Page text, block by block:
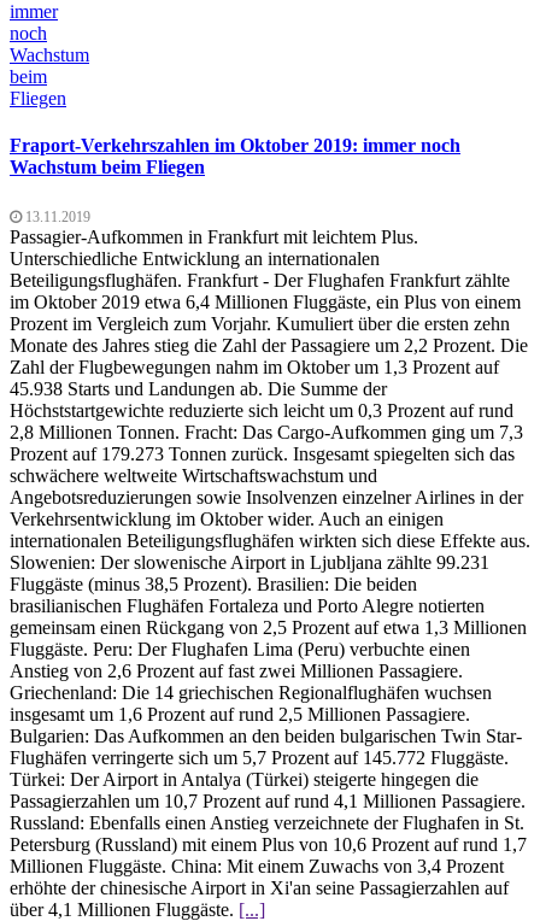
Fraport-Verkehrszahlen im Oktober 2019: immer noch
Wachstum beim Fliegen
13.11.2019
Passagier-Aufkommen in Frankfurt mit leichtem Plus.
Unterschiedliche Entwicklung an internationalen
Beteiligungsflughäfen. Frankfurt - Der Flughafen Frankfurt zählte
im Oktober 2019 etwa 6,4 Millionen Fluggäste, ein Plus von einem
Prozent im Vergleich zum Vorjahr. Kumuliert über die ersten zehn
Monate des Jahres stieg die Zahl der Passagiere um 2,2 Prozent. Die
Zahl der Flugbewegungen nahm im Oktober um 1,3 Prozent auf
45.938 Starts und Landungen ab. Die Summe der
Höchststartgewichte reduzierte sich leicht um 0,3 Prozent auf rund
2,8 Millionen Tonnen. Fracht: Das Cargo-Aufkommen ging um 7,3
Prozent auf 179.273 Tonnen zurück. Insgesamt spiegelten sich das
schwächere weltweite Wirtschaftswachstum und
Angebotsreduzierungen sowie Insolvenzen einzelner Airlines in der
Verkehrsentwicklung im Oktober wider. Auch an einigen
internationalen Beteiligungsflughäfen wirkten sich diese Effekte aus.
Slowenien: Der slowenische Airport in Ljubljana zählte 99.231
Fluggäste (minus 38,5 Prozent). Brasilien: Die beiden
brasilianischen Flughäfen Fortaleza und Porto Alegre notierten
gemeinsam einen Rückgang von 2,5 Prozent auf etwa 1,3 Millionen
Fluggäste. Peru: Der Flughafen Lima (Peru) verbuchte einen
Anstieg von 2,6 Prozent auf fast zwei Millionen Passagiere.
Griechenland: Die 14 griechischen Regionalflughäfen wuchsen
insgesamt um 1,6 Prozent auf rund 2,5 Millionen Passagiere.
Bulgarien: Das Aufkommen an den beiden bulgarischen Twin Star-
Flughäfen verringerte sich um 5,7 Prozent auf 145.772 Fluggäste.
Türkei: Der Airport in Antalya (Türkei) steigerte hingegen die
Passagierzahlen um 10,7 Prozent auf rund 4,1 Millionen Passagiere.
Russland: Ebenfalls einen Anstieg verzeichnete der Flughafen in St.
Petersburg (Russland) mit einem Plus von 10,6 Prozent auf rund 1,7
Millionen Fluggäste. China: Mit einem Zuwachs von 3,4 Prozent
erhöhte der chinesische Airport in Xi'an seine Passagierzahlen auf
über 4,1 Millionen Fluggäste. [...]